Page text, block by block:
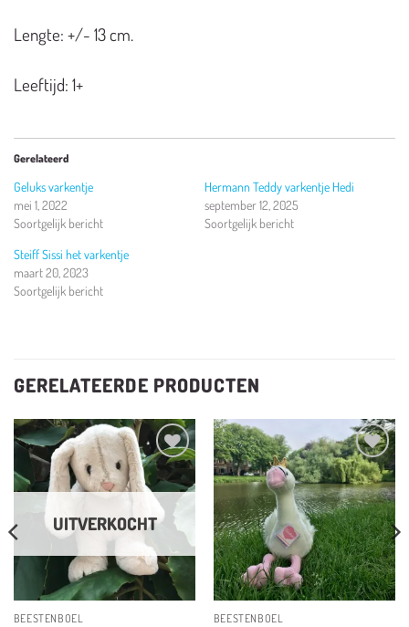
Lengte: +/- 13 cm.
Leeftijd: 1+
Gerelateerd
Geluks varkentje
mei 1, 2022
Soortgelijk bericht
Hermann Teddy varkentje Hedi
september 12, 2025
Soortgelijk bericht
Steiff Sissi het varkentje
maart 20, 2023
Soortgelijk bericht
GERELATEERDE PRODUCTEN
Toevoegen
aan
verlanglijst
UITVERKOCHT
BEESTENBOEL
Toevoegen
aan
verlanglijst
BEESTENBOEL